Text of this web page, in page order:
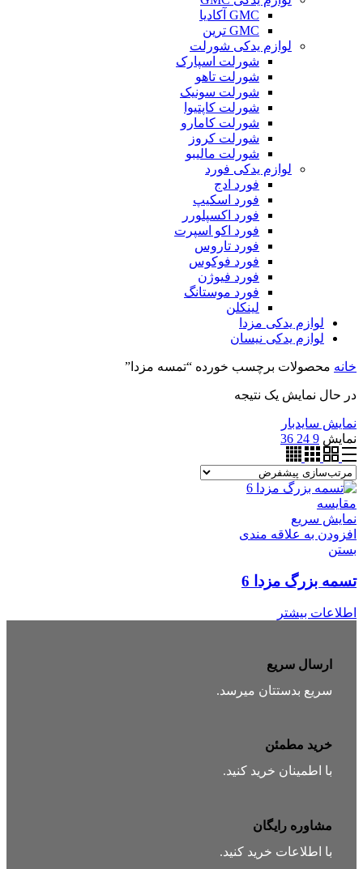
GMC آکادیا
GMC ترین
لوازم یدکی شورلت
شورلت اسپارک
شورلت تاهو
شورلت سونیک
شورلت کاپتیوا
شورلت کامارو
شورلت کروز
شورلت مالیبو
لوازم یدکی فورد
فورد ادج
فورد اسکیپ
فورد اکسپلورر
فورد اکو اسپرت
فورد تاروس
فورد فوکوس
فورد فیوژن
فورد موستانگ
لینکلن
لوازم یدکی مزدا
لوازم یدکی نیسان
خانه محصولات برچسب خورده “تمسه مزدا”
در حال نمایش یک نتیجه
نمایش سایدبار
نمایش 9
24
36
مقایسه
نمایش سریع
افزودن به علاقه مندی
بستن
تسمه بزرگ مزدا 6
اطلاعات بیشتر
ارسال سریع
سریع بدستتان میرسد.
خرید مطمئن
با اطمینان خرید کنید.
مشاوره رایگان
با اطلاعات خرید کنید.